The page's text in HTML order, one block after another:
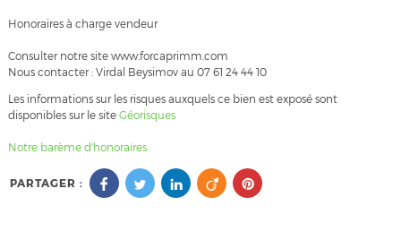
Honoraires à charge vendeur
Consulter notre site www.forcaprimm.com
Nous contacter : Virdal Beysimov au 07 61 24 44 10
Les informations sur les risques auxquels ce bien est exposé sont
disponibles sur le site Géorisques
Notre barème d'honoraires
PARTAGER :